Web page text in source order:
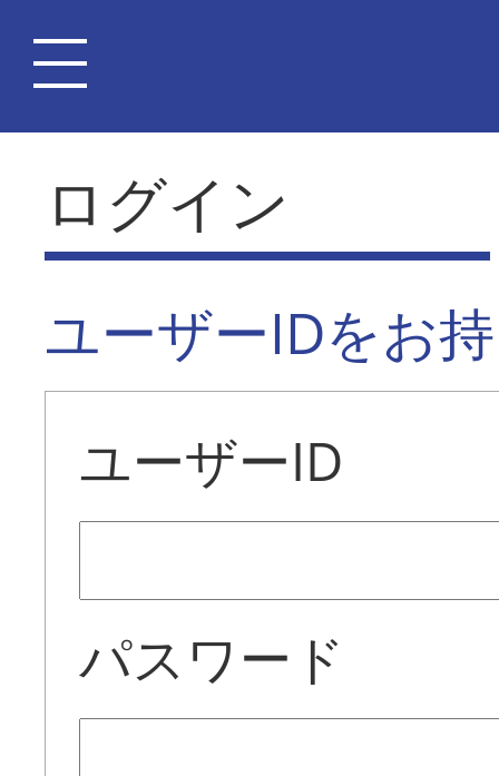
ログイン
ユーザーIDをお
ユーザーID
パスワード